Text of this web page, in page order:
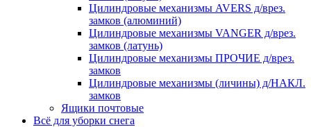
Цилиндровые механизмы AVERS д/врез.
замков (алюминий)
Цилиндровые механизмы VANGER д/врез.
замков (латунь)
Цилиндровые механизмы ПРОЧИЕ д/врез.
замков
Цилиндровые механизмы (личины) д/НАКЛ.
замков
Ящики почтовые
Всё для уборки снега